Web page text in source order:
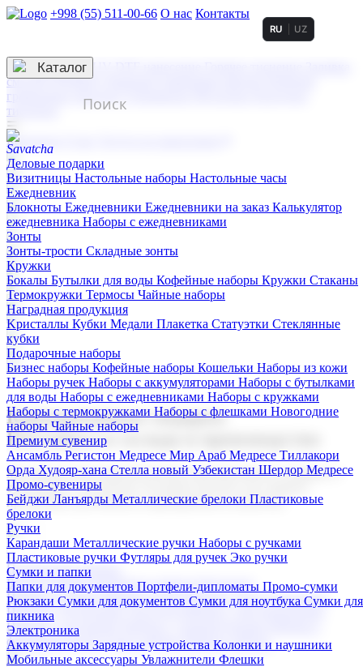
+998 (55) 511-00-66 О нас Контакты
3D гравировка
смолой (Doming)
гравировка твердая
тиснение
RU UZ
☰
Контакты
Каталог
Деловые подарки
Визитницы Настольные наборы Настольные часы
Ежедневник
Блокноты Ежедневники Ежедневники на заказ Калькулятор
ежедневника Наборы с ежедневниками
Зонты
Зонты-трости Складные зонты
Кружки
Бокалы Бутылки для воды Кофейные наборы Кружки Стаканы
Термокружки Термосы Чайные наборы
Наградная продукция
Kристаллы Кубки Медали Плакетка Статуэтки Стеклянные
кубки
Подарочные наборы
Бизнес наборы Кофейные наборы Кошельки Наборы из кожи
Наборы ручек Наборы с аккумуляторами Наборы с бутылками
для воды Наборы с ежедневниками Наборы с кружками
Наборы с термокружками Наборы с флешками Новогодние
наборы Чайные наборы
Премиум сувенир
Ансамбль Регистон Медресе Мир Араб Медресе Тиллакори
Орда Худояр-хана Стелла новый Узбекистан Шердор Медресе
Промо-сувениры
Бейджи Ланъярды Металлические брелоки Пластиковые
брелоки
Ручки
Карандаши Металлические ручки Наборы с ручками
Пластиковые ручки Футляры для ручек Эко ручки
Сумки и папки
Папки для документов Портфели-дипломаты Промо-сумки
Рюкзаки Сумки для документов Сумки для ноутбука Сумки для
пикника
Электроника
Аккумуляторы Зарядные устройства Колонки и наушники
Мобильные аксессуары Увлажнители Флешки
Корпоративные подарки
Поставка со склада и производство
Мы предлагаем широкий выбор корпоративных подарков и
сувениров с логотипом. В нашем каталоге вы найдете
продукцию для бизнеса, мероприятия и клиентов.
Подарочные наборы
Бизнес наборыКофейные наборы Кошельки
Наборы из кожиНаборы ручекНаборы с аккумуляторами
Наборы с бутылками для воды
Наборы с ежедневниками
Наборы с кружками
флешкамиНовогодние наборыЧайные наборы